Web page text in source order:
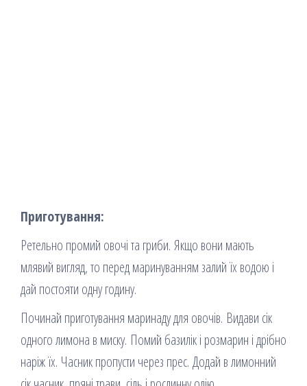
Приготування:
Ретельно промий овочі та гриби. Якщо вони мають
млявий вигляд, то перед маринуванням залий їх водою і
дай постояти одну годину.
Починай приготування маринаду для овочів. Видави сік
одного лимона в миску. Помий базилік і розмарин і дрібно
наріж їх. Часник пропусти через прес. Додай в лимонний